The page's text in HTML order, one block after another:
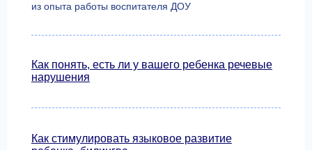
из опыта работы воспитателя ДОУ
Как понять, есть ли у вашего ребенка речевые
нарушения
Как стимулировать языковое развитие